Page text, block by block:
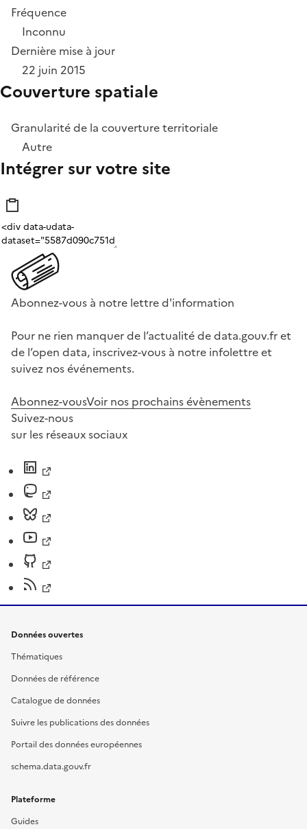
Fréquence
Inconnu
Dernière mise à jour
22 juin 2015
Couverture spatiale
Granularité de la couverture territoriale
Autre
Intégrer sur votre site
Abonnez-vous à notre lettre d'information
Pour ne rien manquer de l’actualité de data.gouv.fr et
de l’open data, inscrivez-vous à notre infolettre et
suivez nos événements.
Abonnez-vousVoir nos prochains évènements
Suivez-nous
sur les réseaux sociaux
Données ouvertes
Thématiques
Données de référence
Catalogue de données
Suivre les publications des données
Portail des données européennes
schema.data.gouv.fr
Plateforme
Guides